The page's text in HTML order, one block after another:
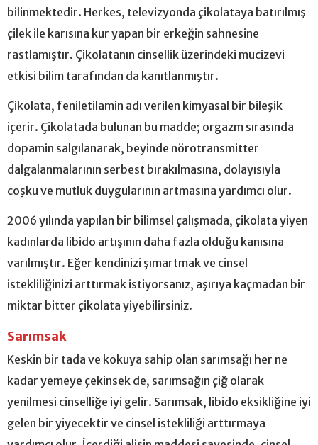
bilinmektedir. Herkes, televizyonda çikolataya batırılmış
çilek ile karısına kur yapan bir erkeğin sahnesine
rastlamıştır. Çikolatanın cinsellik üzerindeki mucizevi
etkisi bilim tarafından da kanıtlanmıştır.
Çikolata, feniletilamin adı verilen kimyasal bir bileşik
içerir. Çikolatada bulunan bu madde; orgazm sırasında
dopamin salgılanarak, beyinde nörotransmitter
dalgalanmalarının serbest bırakılmasına, dolayısıyla
coşku ve mutluk duygularının artmasına yardımcı olur.
2006 yılında yapılan bir bilimsel çalışmada, çikolata yiyen
kadınlarda libido artışının daha fazla olduğu kanısına
varılmıştır. Eğer kendinizi şımartmak ve cinsel
istekliliğinizi arttırmak istiyorsanız, aşırıya kaçmadan bir
miktar bitter çikolata yiyebilirsiniz.
Sarımsak
Keskin bir tada ve kokuya sahip olan sarımsağı her ne
kadar yemeye çekinsek de, sarımsağın çiğ olarak
yenilmesi cinselliğe iyi gelir. Sarımsak, libido eksikliğine iyi
gelen bir yiyecektir ve cinsel istekliliği arttırmaya